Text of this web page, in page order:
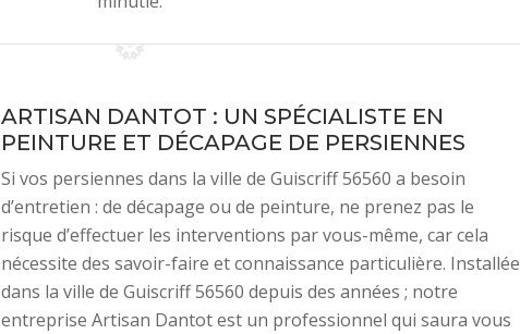
ARTISAN DANTOT : UN SPÉCIALISTE EN
PEINTURE ET DÉCAPAGE DE PERSIENNES
Si vos persiennes dans la ville de Guiscriff 56560 a besoin
d’entretien : de décapage ou de peinture, ne prenez pas le
risque d’effectuer les interventions par vous-même, car cela
nécessite des savoir-faire et connaissance particulière. Installée
dans la ville de Guiscriff 56560 depuis des années ; notre
entreprise Artisan Dantot est un professionnel qui saura vous